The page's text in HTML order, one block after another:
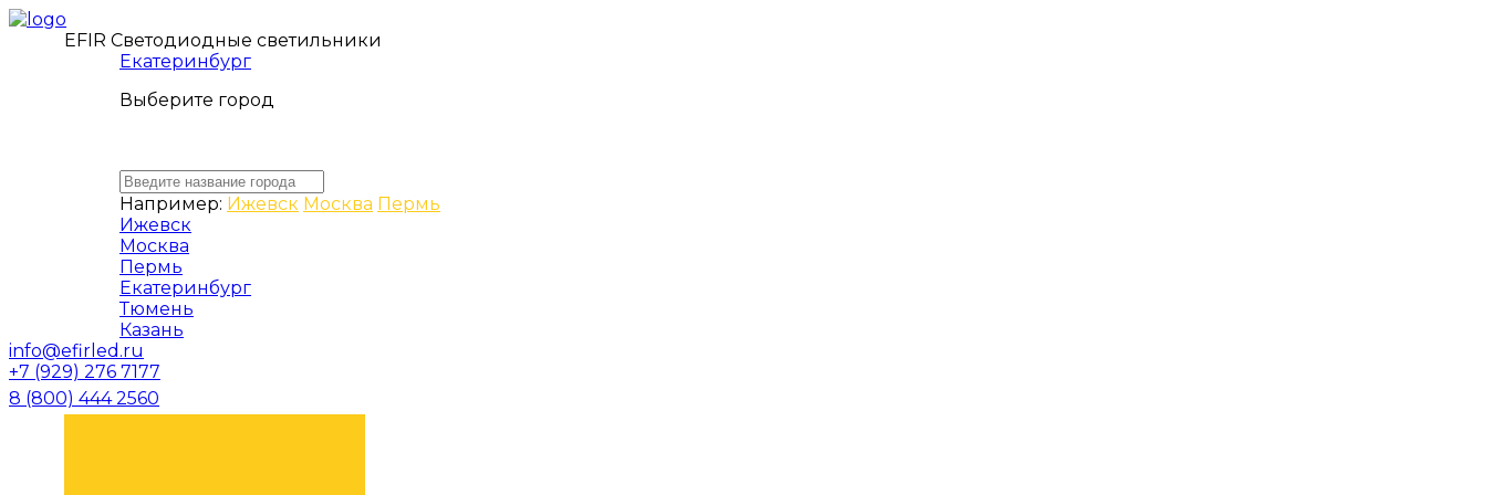
EFIR Светодиодные светильники
Екатеринбург
Выберите город
Например: Ижевск Москва Пермь
Ижевск
Москва
Пермь
Екатеринбург
Тюмень
Казань
info@efirled.ru
+7 (929) 276 7177
8 (800) 444 2560